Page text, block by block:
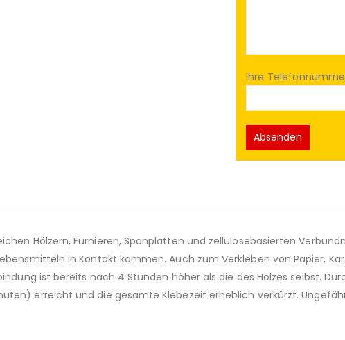
Ihre
Hölzern, Furnieren, Spanplatten und zellulosebasierten
in Kontakt kommen. Auch zum Verkleben von Papier,
ist bereits nach 4 Stunden höher als die des Holzes selbst.
erreicht und die gesamte Klebezeit erheblich verkürzt.